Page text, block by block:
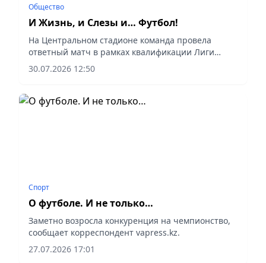
Общество
И Жизнь, и Слезы и… Футбол!
На Центральном стадионе команда провела
ответный матч в рамках квалификации Лиги
чемпионов с киприотской командой «Омония»,
сообщает корреспондент vapress.kz.
30.07.2026 12:50
Спорт
О футболе. И не только…
Заметно возросла конкуренция на чемпионство,
сообщает корреспондент vapress.kz.
27.07.2026 17:01